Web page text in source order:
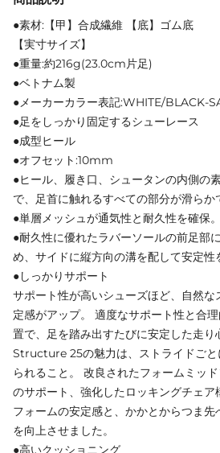
●素材:【甲】合成繊維 【底】ゴム底
【実寸サイズ】
●重量:約216g(23.0cm片足)
●ベトナム製
●メーカーカラー表記:WHITE/BLACK-
●足をしっかり固定するシューレース
●成型ヒール
●オフセット:10mm
●ヒール、履き口、シュータンの内側の
で、足首に触れるすべての部分が滑らか
●単層メッシュが通気性と耐久性を確保。
●耐久性に優れたラバーソールの前足部
め、サイドに縦方向の溝を配して安定性
●しっかりサポート
サポート性が高いシューズほど、自然
定感がアップ。 適度なサポート性と合
置で、足を踏み出すたびに安定した走り
Structure 25の魅力は、ストライドごと
られること。 改良されたフォームミッ
のサポート、強化したロッキングチェア
フォームの安定感と、かかとからつま
を向上させました。
●高いクッショニング